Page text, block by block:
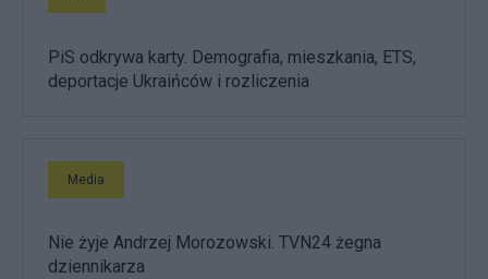
PiS odkrywa karty. Demografia, mieszkania, ETS,
deportacje Ukraińców i rozliczenia
Media
Nie żyje Andrzej Morozowski. TVN24 żegna
dziennikarza